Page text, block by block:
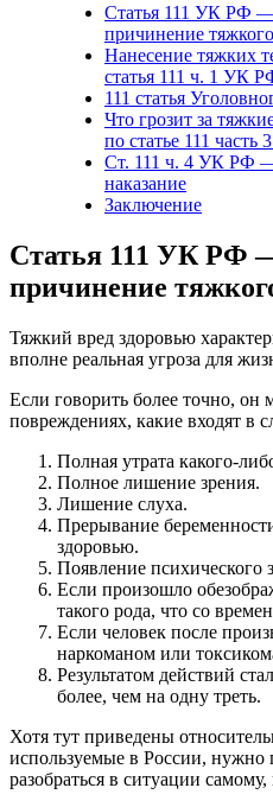
Статья 111 УК РФ
причинение
Нанесение тяжких
статья 111 ч. 1 УК
111 статья
Что грозит за
по статье 111
Ст. 111 ч. 4 УК РФ —
наказание
Заключение
Статья 111 УК РФ
причинение
Тяжкий вред здоровью
вполне реальная угроза для
Если говорить более точно, он
повреждениях, какие входят в
Полная утрата какого-
Полное лишение зрения.
Лишение слуха.
Прерывание
здоровью.
Появление психического
Если произошло
такого рода, что со
Если человек после
наркоманом или
Результатом действий
более, чем на одну треть.
Хотя тут приведены
используемые в России, нужно
разобраться в ситуации